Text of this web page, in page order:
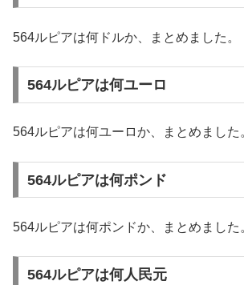
564ルピアは何ドルか、まとめました。
564ルピアは何ユーロ
564ルピアは何ユーロか、まとめました
564ルピアは何ポンド
564ルピアは何ポンドか、まとめました
564ルピアは何人民元